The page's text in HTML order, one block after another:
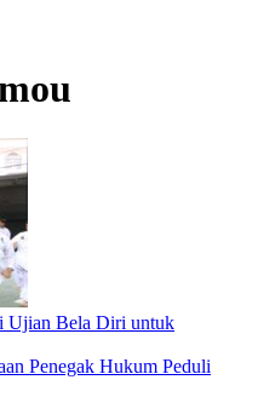
Ujian Bela Diri untuk